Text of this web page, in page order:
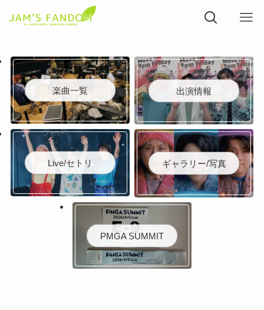
楽曲一覧 出演情報
Live/セトリ ギャラリー/写真
PMGA SUMMIT